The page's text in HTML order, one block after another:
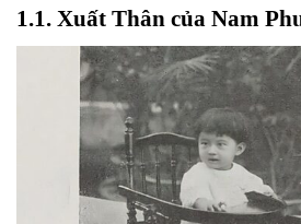
1.1. Xuất Thân của Nam